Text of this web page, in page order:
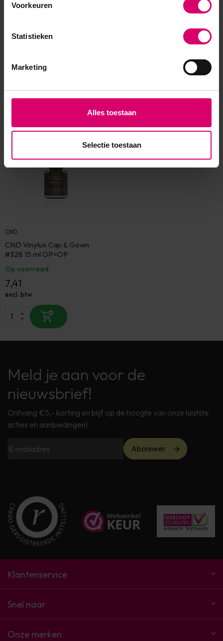
Voorkeuren
Statistieken
Marketing
Alles toestaan
Selectie toestaan
CND
CND Vinylux Cap & Gown
#328 15 ml OP=OP
Op voorraad
7,41
excl. btw
Meld je aan voor de
nieuwsbrief!
Ontvang €5,- korting en blijf op de hoogte van onze laatste
acties en aanbiedingen!
Abonneer
Klantenservice
Snel naar
Onze merken